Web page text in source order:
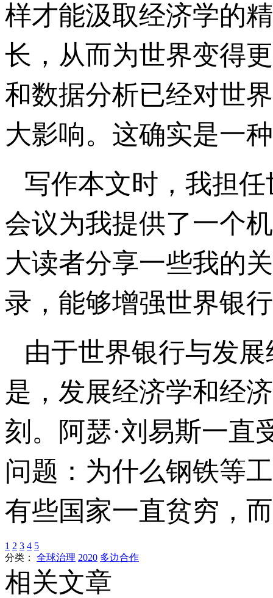
样才能汲取经济学的
长，从而为世界变得
和数据分析已经对世
大影响。这确实是一
写作本文时，我担
会议为我提供了一个
大读者分享一些我的
录，能够增强世界银
由于世界银行与发
是，发展经济学和经
刻。阿瑟·刘易斯一直
问题：为什么钢铁等
有些国家一直贫穷，
1 2 3 4 5
分类： 全球治理 2020 多边合作
相关文章